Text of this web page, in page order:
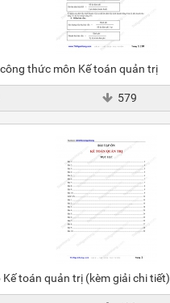
thức môn Kế toán quản trị
579
Kế toán quản trị (kèm giải chi tiết)